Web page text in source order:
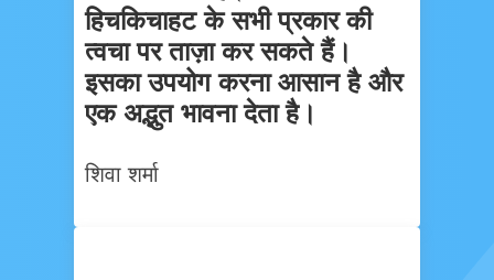
हिचकिचाहट के सभी प्रकार की
त्वचा पर ताज़ा कर सकते हैं।
इसका उपयोग करना आसान है और
एक अद्भुत भावना देता है।
शिवा शर्मा